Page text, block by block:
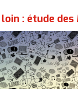
: étude des